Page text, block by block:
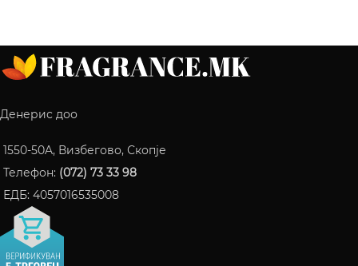
Денерис доо
1550-50A, Визбегово, Скопје
Телефон: (072) 73 33 98
ЕДБ: 4057016535008